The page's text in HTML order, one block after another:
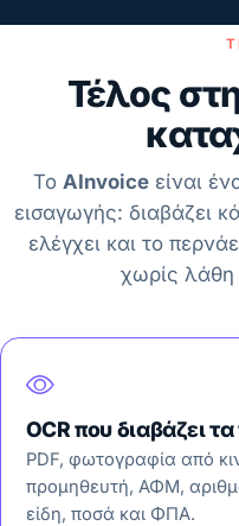
Τέλος
Το AInvoice είναι
εισαγωγής: διαβάζει
ελέγχει και το
χωρίς λάθη
OCR που διαβάζει
PDF, φωτογραφία από
προμηθευτή, ΑΦΜ,
είδη, ποσά και ΦΠΑ.